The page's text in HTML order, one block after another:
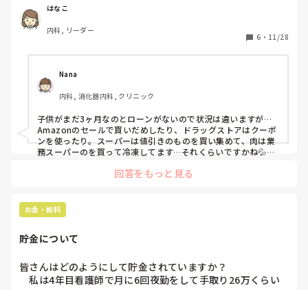
私も積立NISAを夫と2人でしているのですが、投資のせいで
月々の手元に残るお金はマイナスになる時もあり…
ボーナスで補填している感じです。
意味のない仕事も多く、それでいて安月給…。
正直、モチベーションも下がっています。
皆さんどうやって貯蓄してますか？
はなこ
内科, リーダー
6 ・ 11/28
Nana
内科, 消化器内科, クリニック
子供がまだ3ヶ月なのとローンがないので状況は違いますが…
Amazonのセールで買いだめしたり、ドラッグストアはクーポ
ンを使ったり。スーパーは値引きのものを買い集めて、肉は業
務スーパーのを買って冷凍してます…それくらいですかね💦ポ
回答をもっと見る
お金・給料
貯金について
皆さんはどのようにして貯金されていますか？
私は4年目看護師で月に6回夜勤をして手取り26万くらい